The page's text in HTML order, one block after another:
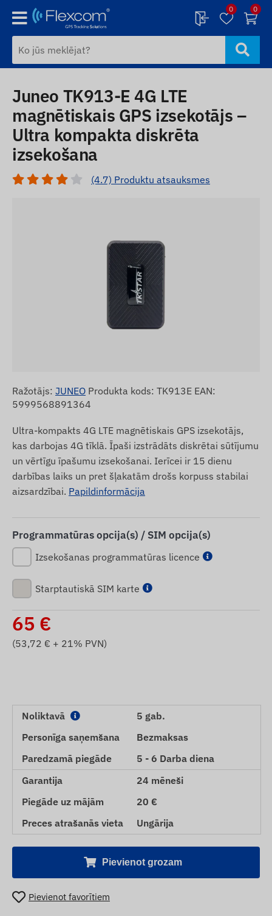
0 0
Juneo TK913-E 4G LTE
magnētiskais GPS izsekotājs –
Ultra kompakta diskrēta
izsekošana
(4.7) Produktu atsauksmes
Ražotājs: JUNEO Produkta kods: TK913E EAN:
5999568891364
Ultra-kompakts 4G LTE magnētiskais GPS izsekotājs,
kas darbojas 4G tīklā. Īpaši izstrādāts diskrētai sūtījumu
un vērtīgu īpašumu izsekošanai. Ierīcei ir 15 dienu
darbības laiks un pret šļakatām drošs korpuss stabilai
aizsardzībai. Papildinformācija
Programmatūras opcija(s) / SIM opcija(s)
Izsekošanas programmatūras licence
Starptautiskā SIM karte
65 €
(53,72 € + 21% PVN)
Noliktavā
5 gab.
Personīga saņemšana
Bezmaksas
Paredzamā piegāde
5 - 6 Darba diena
Garantija
24 mēneši
Piegāde uz mājām
20 €
Preces atrašanās vieta
Ungārija
Pievienot grozam
Pievienot favorītiem